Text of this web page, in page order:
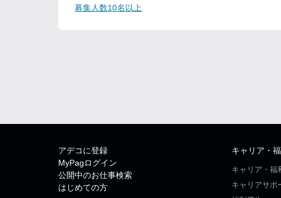
募集人数10名以上
アデコに登録
MyPagログイン
公開中のお仕事検索
はじめての方
キャリア・
キャリア・福
キャリアサポ